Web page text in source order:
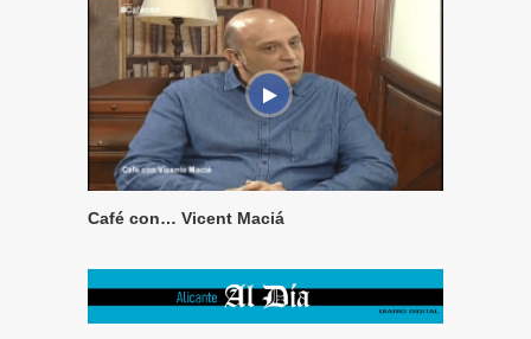
Café con… Vicent Maciá